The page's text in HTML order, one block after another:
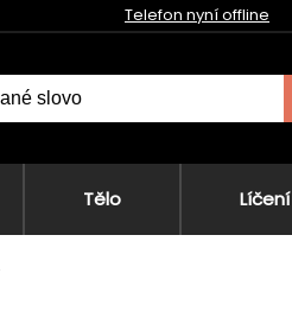
Telefon nyní offline
Tělo Líčení